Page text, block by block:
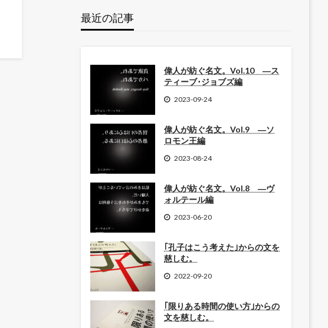
最近の記事
偉人が紡ぐ名文。Vol.10 ―ス
ティーブ･ジョブズ編
2023-09-24
偉人が紡ぐ名文。Vol.9 ―ソ
ロモン王編
2023-08-24
偉人が紡ぐ名文。Vol.8 ―ヴ
ォルテール編
2023-06-20
｢孔子はこう考えた｣からの文を
慈しむ。
2022-09-20
｢限りある時間の使い方｣からの
文を慈しむ。